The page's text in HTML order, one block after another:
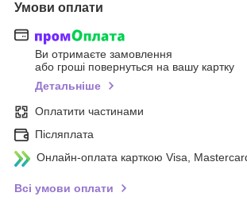
Умови оплати
Ви отримаєте замовлення
або гроші повернуться на вашу картку
Детальніше
Оплатити частинами
Післяплата
Онлайн-оплата карткою Visa,
Всі умови оплати